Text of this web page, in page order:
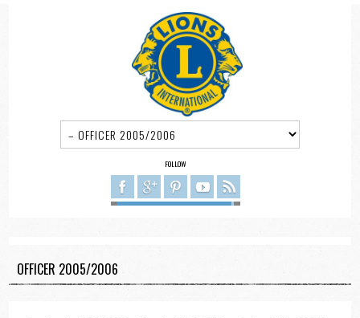
FOLLOW
OFFICER 2005/2006